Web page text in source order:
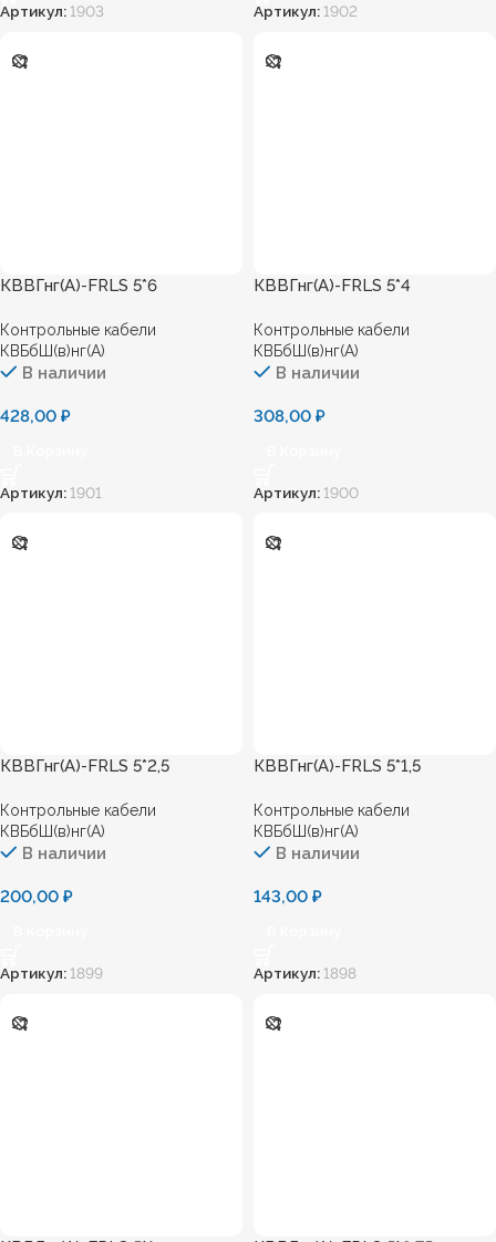
Артикул: 1903 Артикул: 1902
КВВГнг(А)-FRLS 5*6
Контрольные кабели
КВБбШ(в)нг(А)
В наличии
428,00 ₽
Артикул: 1901
КВВГнг(А)-FRLS 5*4
Контрольные кабели
КВБбШ(в)нг(А)
В наличии
308,00 ₽
Артикул: 1900
КВВГнг(А)-FRLS 5*2,5
Контрольные кабели
КВБбШ(в)нг(А)
В наличии
200,00 ₽
Артикул: 1899
КВВГнг(А)-FRLS 5*1,5
Контрольные кабели
КВБбШ(в)нг(А)
В наличии
143,00 ₽
Артикул: 1898